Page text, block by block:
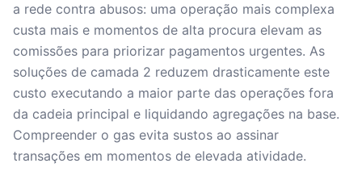
a rede contra abusos: uma operação mais complexa
custa mais e momentos de alta procura elevam as
comissões para priorizar pagamentos urgentes. As
soluções de camada 2 reduzem drasticamente este
custo executando a maior parte das operações fora
da cadeia principal e liquidando agregações na base.
Compreender o gas evita sustos ao assinar
transações em momentos de elevada atividade.